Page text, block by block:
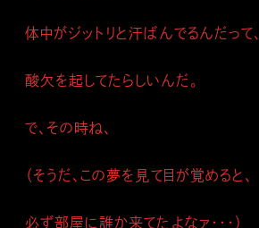
体中がジットリと汗ばんでるんだって、
酸欠を起してたらしいんだ。
で、その時ね、
（そうだ、この夢を見て目が覚めると、
必ず部屋に誰か来てたよなァ・・・）